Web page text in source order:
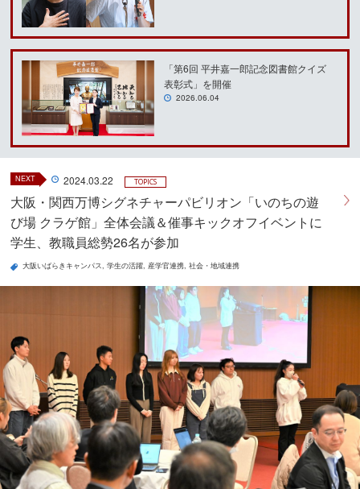
「第6回 平井嘉一郎記念図書館クイズ
表彰式」を開催
2026.06.04
NEXT 2024.03.22 TOPICS
大阪・関西万博シグネチャーパビリオン「いのちの遊
び場 クラゲ館」全体会議＆催事キックオフイベントに
学生、教職員総勢26名が参加
大阪いばらきキャンパス 学生の活躍 産学官連携 社会・地域連携